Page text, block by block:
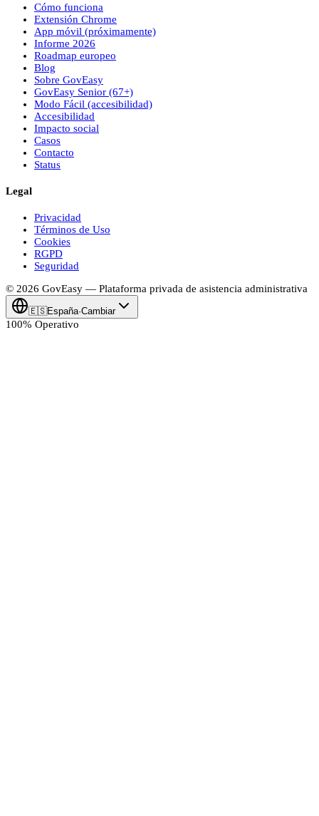
Cómo funciona
Extensión Chrome
App móvil (próximamente)
Informe 2026
Roadmap europeo
Blog
Sobre GovEasy
GovEasy Senior (67+)
Modo Fácil (accesibilidad)
Accesibilidad
Impacto social
Casos
Contacto
Status
Legal
Privacidad
Términos de Uso
Cookies
RGPD
Seguridad
© 2026 GovEasy — Plataforma privada de asistencia administrativa
🇪🇸España·Cambiar
100% Operativo